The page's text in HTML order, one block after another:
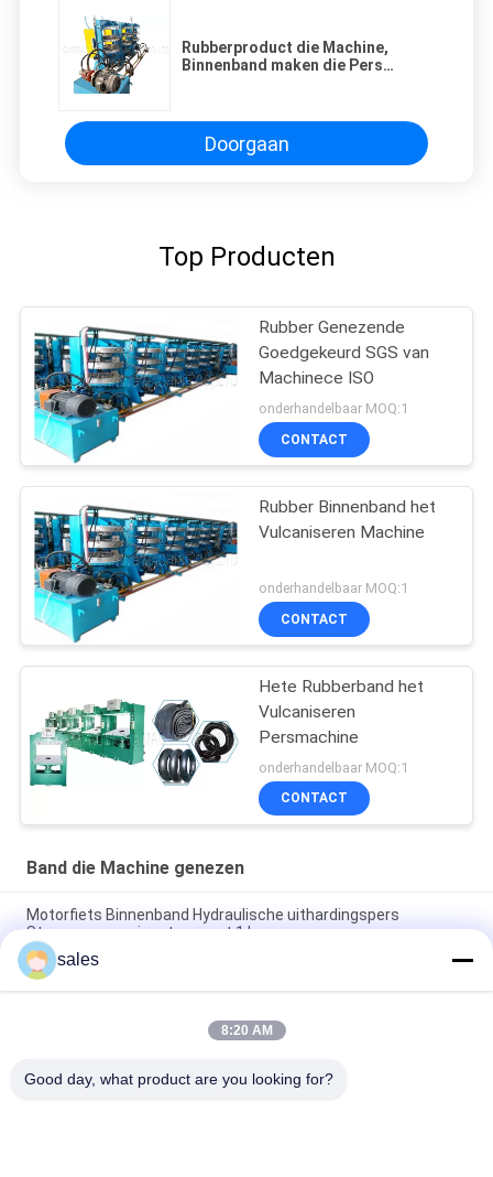
Rubberproduct die Machine,
Binnenband maken die Pers
Doorgaan
Top Producten
Rubber Genezende
Goedgekeurd SGS van
Machinece ISO
onderhandelbaar MOQ:1
CONTACT
Rubber Binnenband het
Vulcaniseren Machine
onderhandelbaar MOQ:1
CONTACT
Hete Rubberband het
Vulcaniseren
Persmachine
onderhandelbaar MOQ:1
CONTACT
Band die Machine genezen
Motorfiets Binnenband Hydraulische uithardingspers
Stoomverwarmingstype met 1 laag
De Persstoom van de motorfietsbinnenband Hydraulisch
Genezend het Verwarmen Type met 1 Laag
Fietsbinnenband Hydraulische het Vulcaniseren Machineplc
sales
8:20 AM
Good day, what product are you looking for?